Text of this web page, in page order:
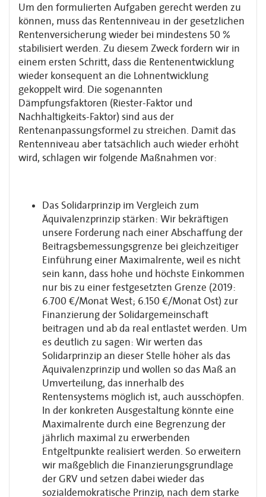
Um den formulierten Aufgaben gerecht werden zu
können, muss das Rentenniveau in der gesetzlichen
Rentenversicherung wieder bei mindestens 50 %
stabilisiert werden. Zu diesem Zweck fordern wir in
einem ersten Schritt, dass die Rentenentwicklung
wieder konsequent an die Lohnentwicklung
gekoppelt wird. Die sogenannten
Dämpfungsfaktoren (Riester-Faktor und
Nachhaltigkeits-Faktor) sind aus der
Rentenanpassungsformel zu streichen. Damit das
Rentenniveau aber tatsächlich auch wieder erhöht
wird, schlagen wir folgende Maßnahmen vor:
Das Solidarprinzip im Vergleich zum
Äquivalenzprinzip stärken: Wir bekräftigen
unsere Forderung nach einer Abschaffung der
Beitragsbemessungsgrenze bei gleichzeitiger
Einführung einer Maximalrente, weil es nicht
sein kann, dass hohe und höchste Einkommen
nur bis zu einer festgesetzten Grenze (2019:
6.700 €/Monat West; 6.150 €/Monat Ost) zur
Finanzierung der Solidargemeinschaft
beitragen und ab da real entlastet werden. Um
es deutlich zu sagen: Wir werten das
Solidarprinzip an dieser Stelle höher als das
Äquivalenzprinzip und wollen so das Maß an
Umverteilung, das innerhalb des
Rentensystems möglich ist, auch ausschöpfen.
In der konkreten Ausgestaltung könnte eine
Maximalrente durch eine Begrenzung der
jährlich maximal zu erwerbenden
Entgeltpunkte realisiert werden. So erweitern
wir maßgeblich die Finanzierungsgrundlage
der GRV und setzen dabei wieder das
sozialdemokratische Prinzip, nach dem starke